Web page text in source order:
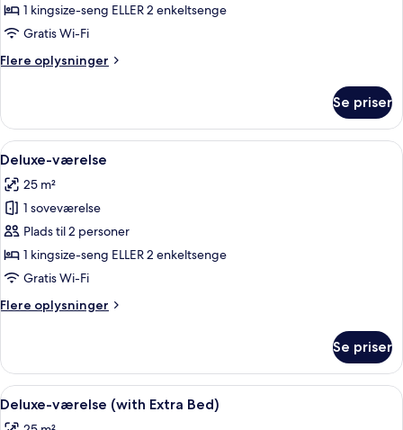
1 kingsize-seng ELLER 2 enkeltsenge
Gratis Wi-Fi
Flere oplysninger
Flere
Se priser
Indlæs
alle
billeder
af
Deluxe-
værelse
Et hotelværelse med en stor seng, et
13
Deluxe-værelse
25 m²
1 soveværelse
Plads til 2 personer
1 kingsize-seng ELLER 2 enkeltsenge
Gratis Wi-Fi
Flere oplysninger
Flere
værelse
Se priser
Indlæs
alle
Et hotelværelse med to senge, en
10
Deluxe-værelse (with Extra Bed)